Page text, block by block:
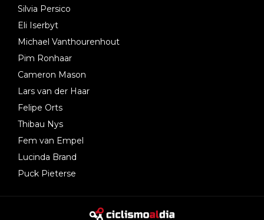
Silvia Persico
Eli Iserbyt
Michael Vanthourenhout
Pim Ronhaar
Cameron Mason
Lars van der Haar
Felipe Orts
Thibau Nys
Fem van Empel
Lucinda Brand
Puck Pieterse